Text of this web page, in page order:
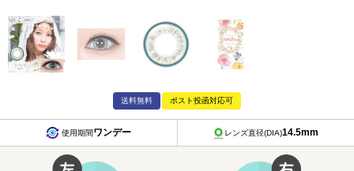
送料無料 ポスト投函対応可
使用期間ワンデー レンズ直径(DIA)14.5mm